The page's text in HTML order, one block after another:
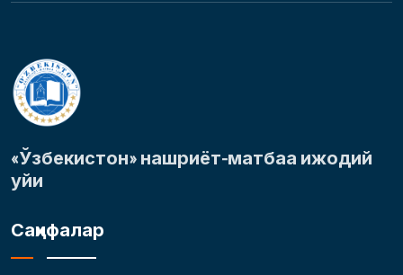
«Ўзбекистон» нашриёт-матбаа ижодий
уйи
Саҳифалар